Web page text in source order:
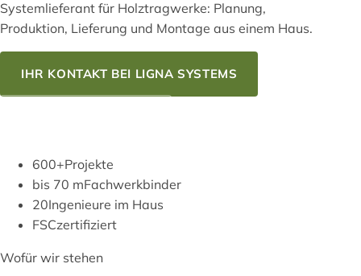
Systemlieferant für Holztragwerke: Planung,
Produktion, Lieferung und Montage aus einem Haus.
IHR KONTAKT BEI LIGNA SYSTEMS
600+Projekte
bis 70 mFachwerkbinder
20Ingenieure im Haus
FSCzertifiziert
Wofür wir stehen